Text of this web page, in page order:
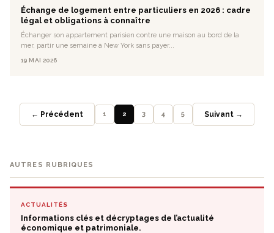
Échange de logement entre particuliers en 2026 : cadre
légal et obligations à connaître
Échanger son appartement parisien contre une maison au bord de la
mer, partir une semaine à New York sans payer...
19 MAI 2026
← Précédent 1 2 3 4 5 Suivant →
AUTRES RUBRIQUES
ACTUALITÉS
Informations clés et décryptages de l’actualité
économique et patrimoniale.